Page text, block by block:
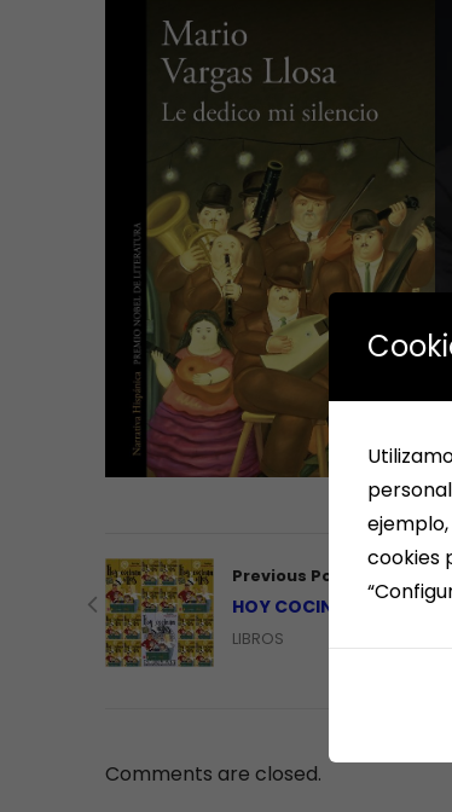
Previous Post
HOY COCINAN ELLOS
LIBROS
Comments are closed.
cookies